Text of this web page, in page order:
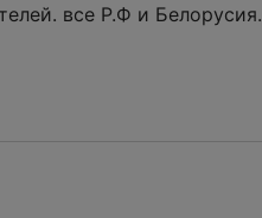
все Р.Ф и Белорусия.